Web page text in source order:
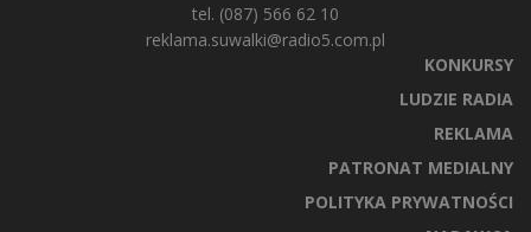
tel. (087) 566 62 10
reklama.suwalki@radio5.com.pl
KONKURSY
LUDZIE RADIA
REKLAMA
PATRONAT MEDIALNY
POLITYKA PRYWATNOŚCI